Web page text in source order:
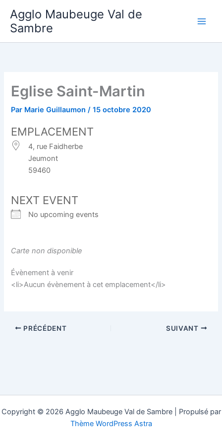
contenu
Agglo Maubeuge Val de
Sambre
Eglise Saint-Martin
Par Marie Guillaumon/15 octobre 2020
EMPLACEMENT
4, rue Faidherbe
Jeumont
59460
NEXT EVENT
No upcoming events
Carte non disponible
Évènement à venir
<li>Aucun évènement à cet emplacement</li>
PRÉCÉDENT SUIVANT
Copyright © 2026 Agglo Maubeuge Val de Sambre | Propulsé par
Thème WordPress Astra